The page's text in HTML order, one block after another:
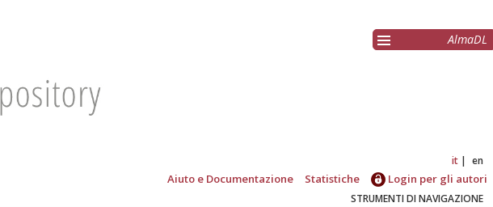
AlmaDL
it en
Aiuto e Documentazione Statistiche Login per gli autori
STRUMENTI DI NAVIGAZIONE